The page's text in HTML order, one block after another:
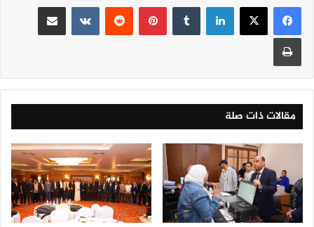
لينكدإن بينتيريست
مقالات ذات صلة